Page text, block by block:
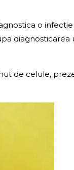
o
diagnosticarea
de celule,